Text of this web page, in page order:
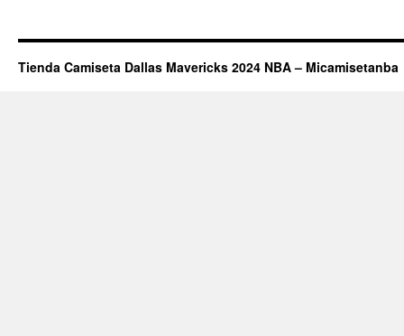
Tienda Camiseta Dallas Mavericks 2024 NBA – Micamisetanba